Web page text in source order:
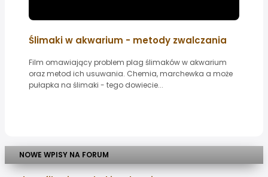
Ślimaki w akwarium - metody zwalczania
Film omawiający problem plag ślimaków w akwarium
oraz metod ich usuwania. Chemia, marchewka a może
pułapka na ślimaki - tego dowiecie...
NOWE WPISY NA FORUM